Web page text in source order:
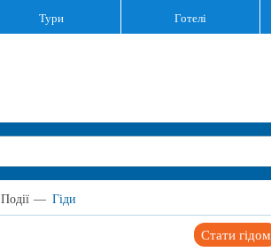
Тури Готелі
Події — Гіди
Стати гідом